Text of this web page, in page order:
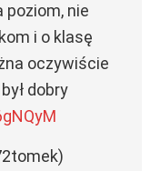
poziom, nie
i o klasę
oczywiście
dobry